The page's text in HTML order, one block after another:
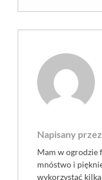
Napisany przez
Mam w ogrodzie
mnóstwo i
wykorzystać